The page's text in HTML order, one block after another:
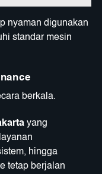
nyaman digunakan
standar mesin
berkala.
yang
hingga
tetap berjalan